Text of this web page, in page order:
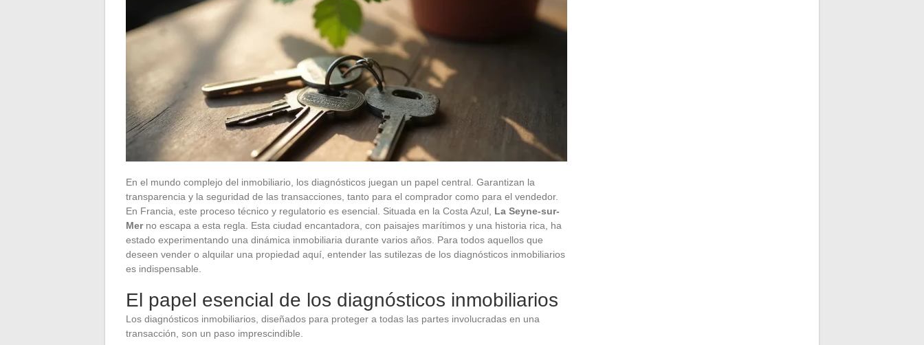
En el mundo complejo del inmobiliario, los diagnósticos juegan un papel central. Garantizan la
transparencia y la seguridad de las transacciones, tanto para el comprador como para el vendedor.
En Francia, este proceso técnico y regulatorio es esencial. Situada en la Costa Azul, La Seyne-sur-
Merno escapa a esta regla. Esta ciudad encantadora, con paisajes marítimos y una historia rica, ha
estado experimentando una dinámica inmobiliaria durante varios años. Para todos aquellos que
deseen vender o alquilar una propiedad aquí, entender las sutilezas de los diagnósticos inmobiliarios
es indispensable.
El papel esencial de los diagnósticos inmobiliarios
Los diagnósticos inmobiliarios, diseñados para proteger a todas las partes involucradas en una
transacción, son un paso imprescindible.